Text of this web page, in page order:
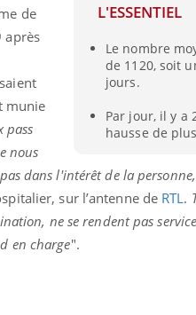
L'ESSENTIEL
Le nombre
de 1120, soit
jours.
Par jour, il y a
hausse de
de
après
munie
pass
nous
dans l'intérêt de la personne,
sur l’antenne de RTL.
ne se rendent pas
en charge".
Grossesse à
naturel attire
des chercheurs
Comment
Toujours
comment le